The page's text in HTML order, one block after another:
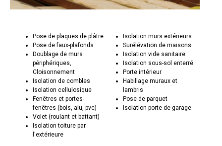
Pose de plaques de plâtre
Pose de faux-plafonds
Doublage de murs
périphériques,
Cloisonnement
Isolation de combles
Isolation cellulosique
Fenêtres et portes-
fenêtres (bois, alu, pvc)
Volet (roulant et battant)
Isolation toiture par
l'extérieure
Isolation murs extérieurs
Surélévation de maisons
Isolation vide sanitaire
Isolation sous-sol enterré
Porte intérieur
Habillage muraux et
lambris
Pose de parquet
Isolation porte de garage